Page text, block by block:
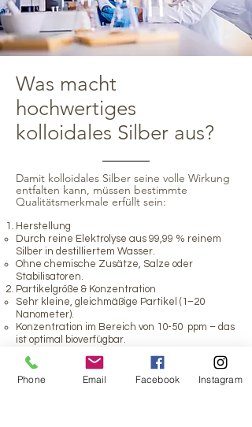
Was macht
hochwertiges
kolloidales Silber aus?
Damit kolloidales Silber seine volle Wirkung
entfalten kann, müssen bestimmte
Qualitätsmerkmale erfüllt sein:
Herstellung
Durch reine Elektrolyse aus 99,99 % reinem
Silber in destilliertem Wasser.
Ohne chemische Zusätze, Salze oder
Stabilisatoren.
Partikelgröße & Konzentration
Sehr kleine, gleichmäßige Partikel (1–20
Nanometer).
Konzentration im Bereich von 10-50 ppm – das
ist optimal bioverfügbar.
Frei von Verunreinigungen.
Flüssigkeit ist hellgelb bis goldfarben und nicht
Phone Email Facebook Instagram